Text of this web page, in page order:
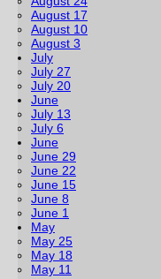
August 17
August 10
August 3
July
July 27
July 20
June
July 13
July 6
June
June 29
June 22
June 15
June 8
June 1
May
May 25
May 18
May 11